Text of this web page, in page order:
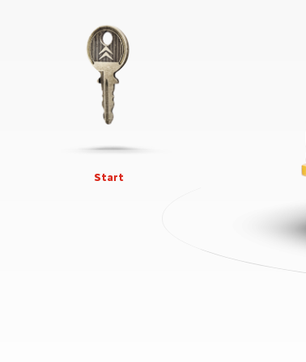
Start